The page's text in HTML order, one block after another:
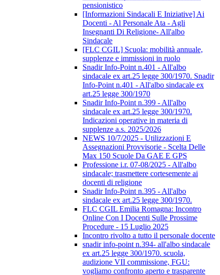
pensionistico
[Informazioni Sindacali E Iniziative] Ai
Docenti - Al Personale Ata - Agli
Insegnanti Di Religione- All'albo
Sindacale
[FLC CGIL] Scuola: mobilità annuale,
supplenze e immissioni in ruolo
Snadir Info-Point n.401 - All'albo
sindacale ex art.25 legge 300/1970. Snadir
Info-Point n.401 - All'albo sindacale ex
art.25 legge 300/1970
Snadir Info-Point n.399 - All'albo
sindacale ex art.25 legge 300/1970.
Indicazioni operative in materia di
supplenze a.s. 2025/2026
NEWS 10/7/2025 - Utilizzazioni E
Assegnazioni Provvisorie - Scelta Delle
Max 150 Scuole Da GAE E GPS
Professione i.r. 07-08/2025 - All'albo
sindacale; trasmettere cortesemente ai
docenti di religione
Snadir Info-Point n.395 - All'albo
sindacale ex art.25 legge 300/1970.
FLC CGIL Emilia Romagna: Incontro
Online Con I Docenti Sulle Prossime
Procedure - 15 Luglio 2025
Incontro rivolto a tutto il personale docente
snadir info-point n.394- all'albo sindacale
ex art.25 legge 300/1970. scuola,
audizione VII commissione, FGU:
vogliamo confronto aperto e trasparente